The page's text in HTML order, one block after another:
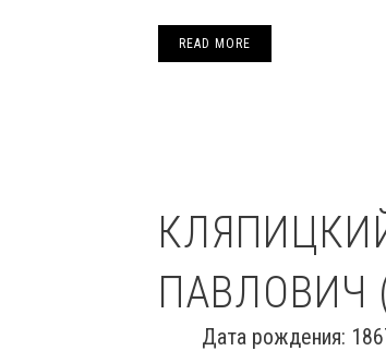
READ MORE
ПАВЛОВИЧ
Дата рождения: